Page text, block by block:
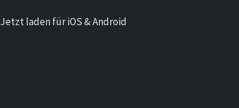
Jetzt laden für iOS & Android